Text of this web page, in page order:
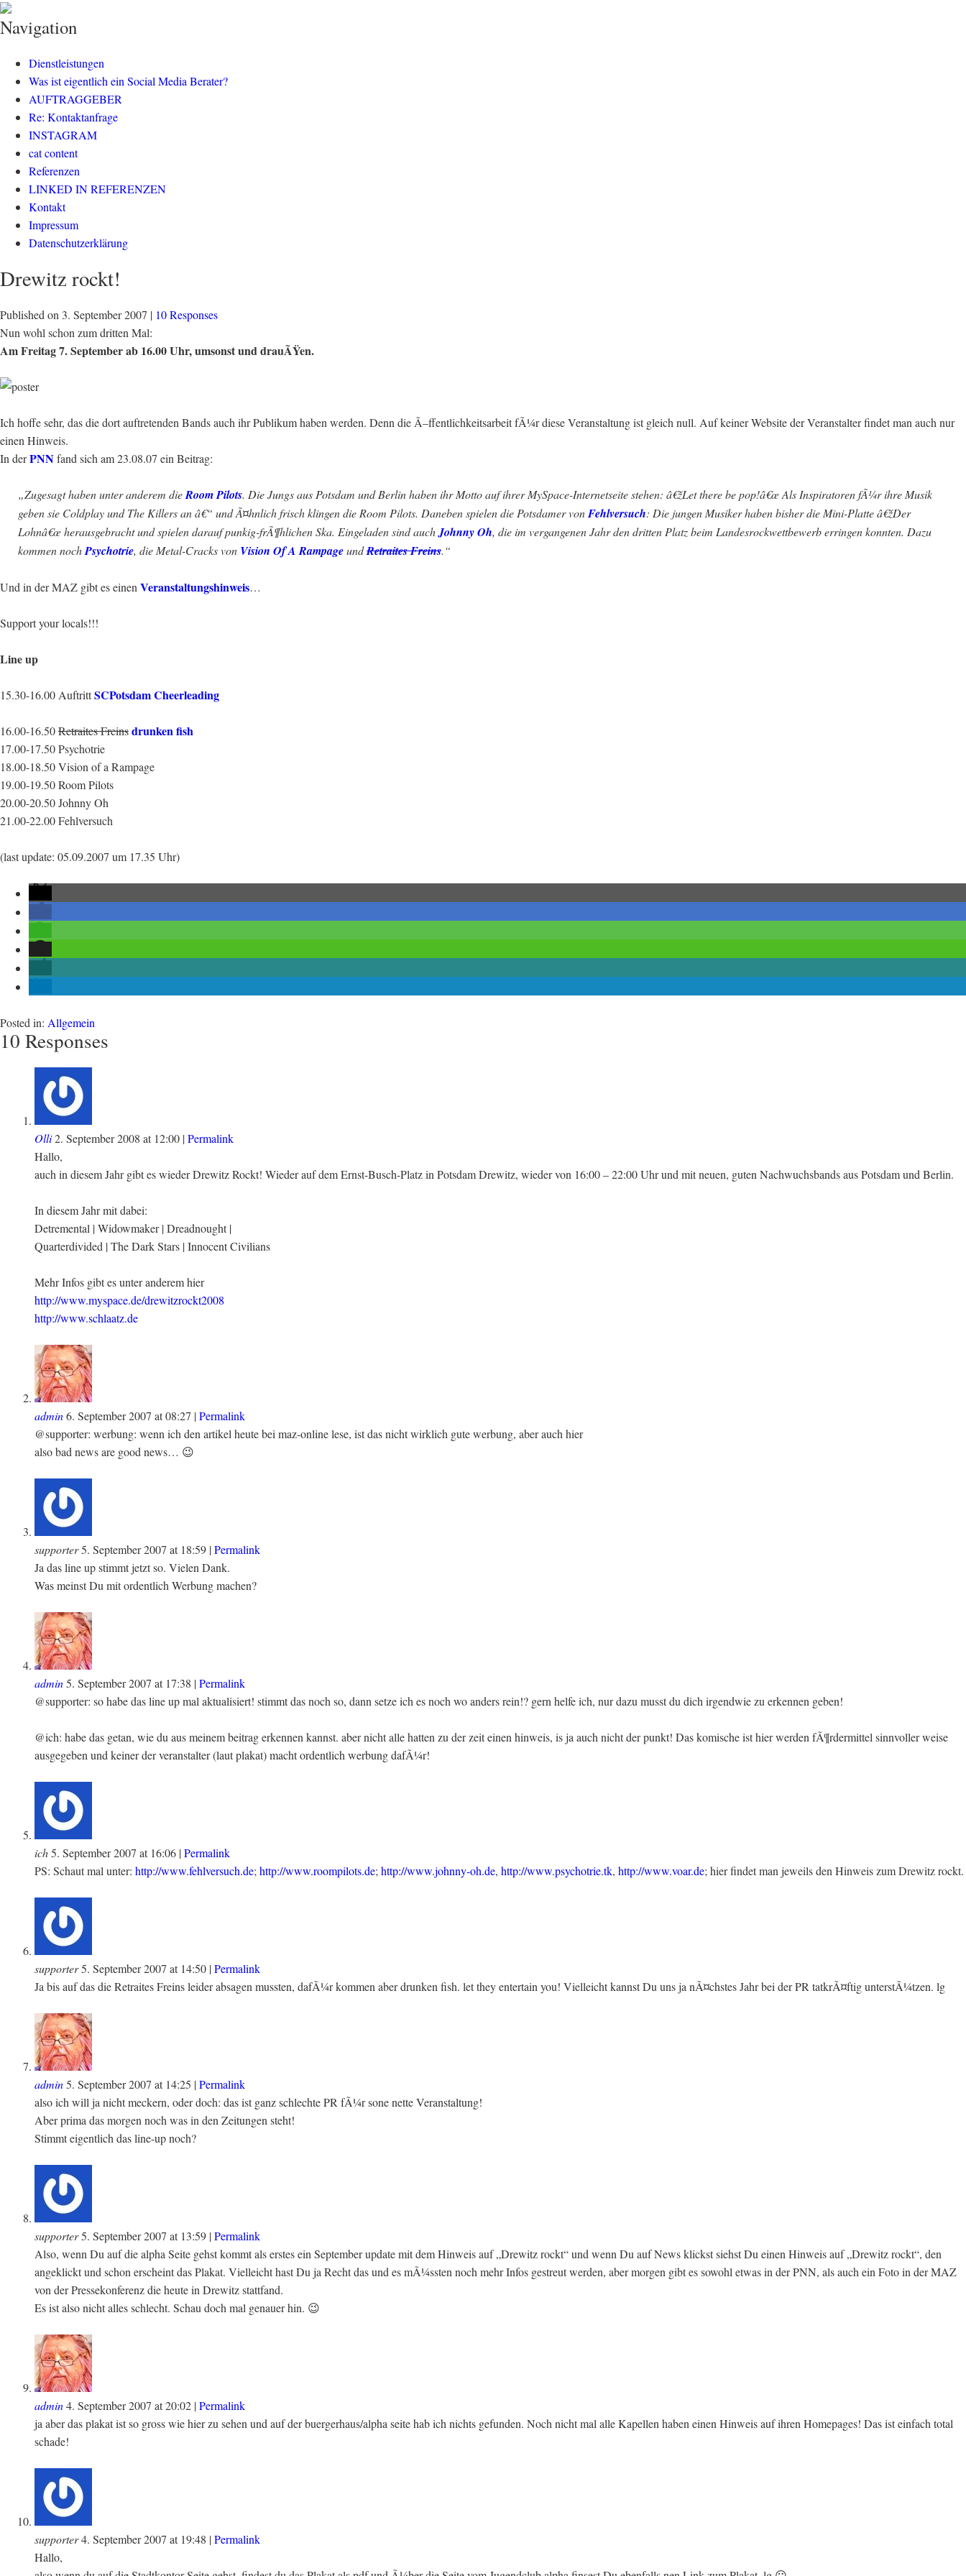
klisch.net
social media rockt
Navigation
Dienstleistungen
Was ist eigentlich ein Social Media Berater?
AUFTRAGGEBER
Re: Kontaktanfrage
INSTAGRAM
cat content
Referenzen
LINKED IN REFERENZEN
Kontakt
Impressum
Datenschutzerklärung
Drewitz rockt!
Published on 3. September 2007 | 10 Responses
Nun wohl schon zum dritten Mal:
Am Freitag 7. September ab 16.00 Uhr, umsonst und drauÃŸen.
Ich hoffe sehr, das die dort auftretenden Bands auch ihr Publikum haben werden. Denn die Ã–ffentlichkeitsarbeit fÃ¼r diese Veranstaltung ist gleich null. Auf keiner Website der Veranstalter findet man auch nur
einen Hinweis.
In derPNNfand sich am 23.08.07 ein Beitrag:
„Zugesagt haben unter anderem dieRoom Pilots. Die Jungs aus Potsdam und Berlin haben ihr Motto auf ihrer MySpace-Internetseite stehen: â€žLet there be pop!â€œ Als Inspiratoren fÃ¼r ihre Musik
geben sie Coldplay und The Killers an â€“ und Ã¤hnlich frisch klingen die Room Pilots. Daneben spielen die Potsdamer vonFehlversuch: Die jungen Musiker haben bisher die Mini-Platte â€žDer
Lohnâ€œ herausgebracht und spielen darauf punkig-frÃ¶hlichen Ska. Eingeladen sind auchJohnny Oh, die im vergangenen Jahr den dritten Platz beim Landesrockwettbewerb erringen konnten. Dazu
kommen nochPsychotrie, die Metal-Cracks von Vision Of A RampageundRetraites Freins.“
Und in der MAZ gibt es einen Veranstaltungshinweis…
Support your locals!!!
Line up
15.30-16.00 AuftrittSCPotsdam Cheerleading
16.00-16.50Retraites Freinsdrunken fish
17.00-17.50 Psychotrie
18.00-18.50 Vision of a Rampage
19.00-19.50 Room Pilots
20.00-20.50 Johnny Oh
21.00-22.00 Fehlversuch
(last update: 05.09.2007 um 17.35 Uhr)
Posted in: Allgemein
10 Responses
Olli2. September 2008 at 12:00 |Permalink
Hallo,
auch in diesem Jahr gibt es wieder Drewitz Rockt! Wieder auf dem Ernst-Busch-Platz in Potsdam Drewitz, wieder von 16:00 – 22:00 Uhr und mit neuen, guten Nachwuchsbands aus Potsdam und Berlin.
In diesem Jahr mit dabei:
Detremental | Widowmaker | Dreadnought |
Quarterdivided | The Dark Stars | Innocent Civilians
Mehr Infos gibt es unter anderem hier
http://www.myspace.de/drewitzrockt2008
http://www.schlaatz.de
admin6. September 2007 at08:27 |Permalink
@supporter: werbung: wenn ich den artikel heute bei maz-online lese, ist das nicht wirklich gute werbung, aber auch hier
also bad news are good news… 😉
supporter5. September 2007 at 18:59 |Permalink
Ja das line up stimmt jetzt so. Vielen Dank.
Was meinst Du mit ordentlich Werbung machen?
admin5. September 2007 at 17:38 |Permalink
@supporter: so habe das line up mal aktualisiert! stimmt das noch so, dann setze ich es noch wo anders rein!? gern helfe ich, nur dazu musst du dich irgendwie zu erkennen geben!
@ich: habe das getan, wie du aus meinem beitrag erkennen kannst. aber nicht alle hatten zu der zeit einen hinweis, is ja auch nicht der punkt! Das komische ist hier werden fÃ¶rdermittel sinnvoller weise
ausgegeben und keiner der veranstalter (laut plakat) macht ordentlich werbung dafÃ¼r!
ich5. September 2007 at 16:06 |Permalink
PS: Schaut mal unter: http://www.fehlversuch.de; http://www.roompilots.de; http://www.johnny-oh.de, http://www.psychotrie.tk, http://www.voar.de; hier findet man jeweils den Hinweis zum Drewitz rockt.
supporter5. September 2007 at 14:50 |Permalink
Ja bis auf das die Retraites Freins leider absagen mussten, dafÃ¼r kommen aber drunken fish. let they entertain you! Vielleicht kannst Du uns ja nÃ¤chstes Jahr bei der PR tatkrÃ¤ftig unterstÃ¼tzen. lg
admin5. September 2007 at 14:25 |Permalink
also ich will ja nicht meckern, oder doch: das ist ganz schlechte PR fÃ¼r sone nette Veranstaltung!
Aber prima das morgen noch was in den Zeitungen steht!
Stimmt eigentlich das line-up noch?
supporter5. September 2007 at 13:59 |Permalink
Also, wenn Du auf die alpha Seite gehst kommt als erstes ein September update mit dem Hinweis auf „Drewitz rockt“ und wenn Du auf News klickst siehst Du einen Hinweis auf „Drewitz rockt“, den
angeklickt und schon erscheint das Plakat. Vielleicht hast Du ja Recht das und es mÃ¼ssten noch mehr Infos gestreut werden, aber morgen gibt es sowohl etwas in der PNN, als auch ein Foto in der MAZ
von der Pressekonferenz die heute in Drewitz stattfand.
Es ist also nicht alles schlecht. Schau doch mal genauer hin. 😉
admin4. September 2007 at20:02 |Permalink
ja aber das plakat ist so gross wie hier zu sehen und auf der buergerhaus/alpha seite hab ich nichts gefunden. Noch nicht mal alle Kapellen haben einen Hinweis auf ihren Homepages! Das ist einfach total
schade!
supporter4. September 2007 at 19:48 |Permalink
Hallo,